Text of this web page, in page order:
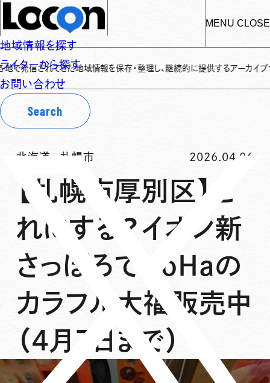
MENU CLOSE
地域情報を探す
ライターから探す
お問い合わせ
Search
きた地域情報を保存・整理し、継続的に提供するアーカイブサイトです✌
北海道 -札幌市 2026.04.06
【札幌市厚別区】ど
れにする？イオン新
さっぽろでiroHaの
カラフル大福販売中
（4月7日まで）